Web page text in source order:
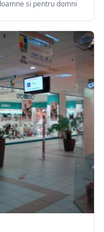
si pentru domni